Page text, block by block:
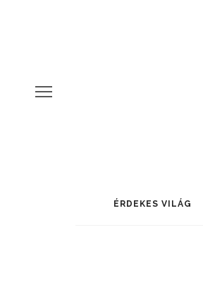
ÉRDEKES VILÁG